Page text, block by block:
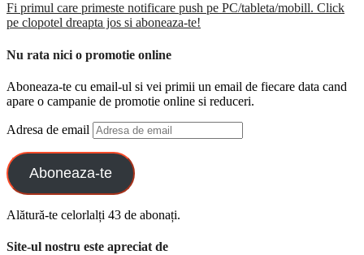
Fi primul care primeste notificare push pe PC/tableta/mobill. Click
pe clopotel dreapta jos si aboneaza-te!
Nu rata nici o promotie online
Aboneaza-te cu email-ul si vei primii un email de fiecare data cand
apare o campanie de promotie online si reduceri.
Adresa de email
Aboneaza-te
Alătură-te celorlalți 43 de abonați.
Site-ul nostru este apreciat de